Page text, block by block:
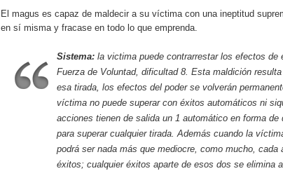
El magus es capaz de maldecir a su víctima con una ineptitud
en sí misma y fracase en todo lo que emprenda.
Sistema: la victima puede contrarrestar los efectos de
Fuerza de Voluntad, dificultad 8. Esta maldición
esa tirada, los efectos del poder se volverán
víctima no puede superar con éxitos automáticos ni
acciones tienen de salida un 1 automático en forma de
para superar cualquier tirada. Además cuando la
podrá ser nada más que mediocre, como mucho,
éxitos; cualquier éxitos aparte de esos dos se elimina